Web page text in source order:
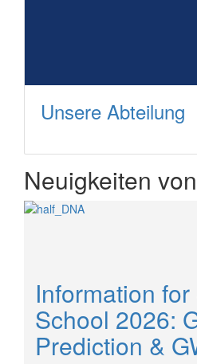
Unsere Abteilung
Neuigkeiten
Information
School 2026:
Prediction &